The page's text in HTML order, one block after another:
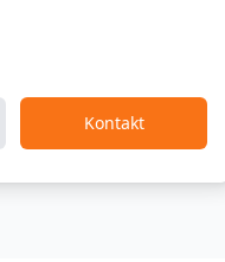
Kontakt